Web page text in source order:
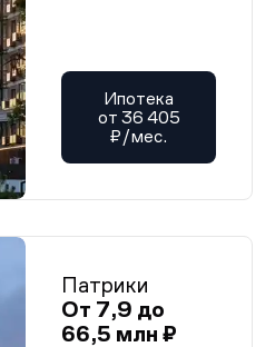
Ипотека
от 36 405
₽/мес.
Патрики
От 7,9 до
66,5 млн ₽